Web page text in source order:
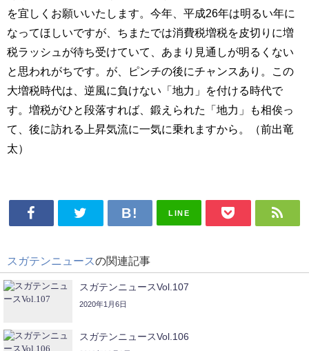
を宜しくお願いいたします。今年、平成26年は明るい年に
なってほしいですが、ちまたでは消費税増税を皮切りに増
税ラッシュが待ち受けていて、あまり見通しが明るくない
と思われがちです。が、ピンチの後にチャンスあり。この
大増税時代は、逆風に負けない「地力」を付ける時代で
す。増税がひと段落すれば、鍛えられた「地力」も相俟っ
て、後に訪れる上昇気流に一気に乗れますから。（前出竜
太）
LINE
スガテンニュースの関連記事
スガテンニュースVol.107
2020年1月6日
スガテンニュースVol.106